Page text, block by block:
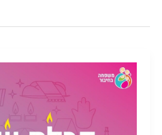
קבלת
שבת